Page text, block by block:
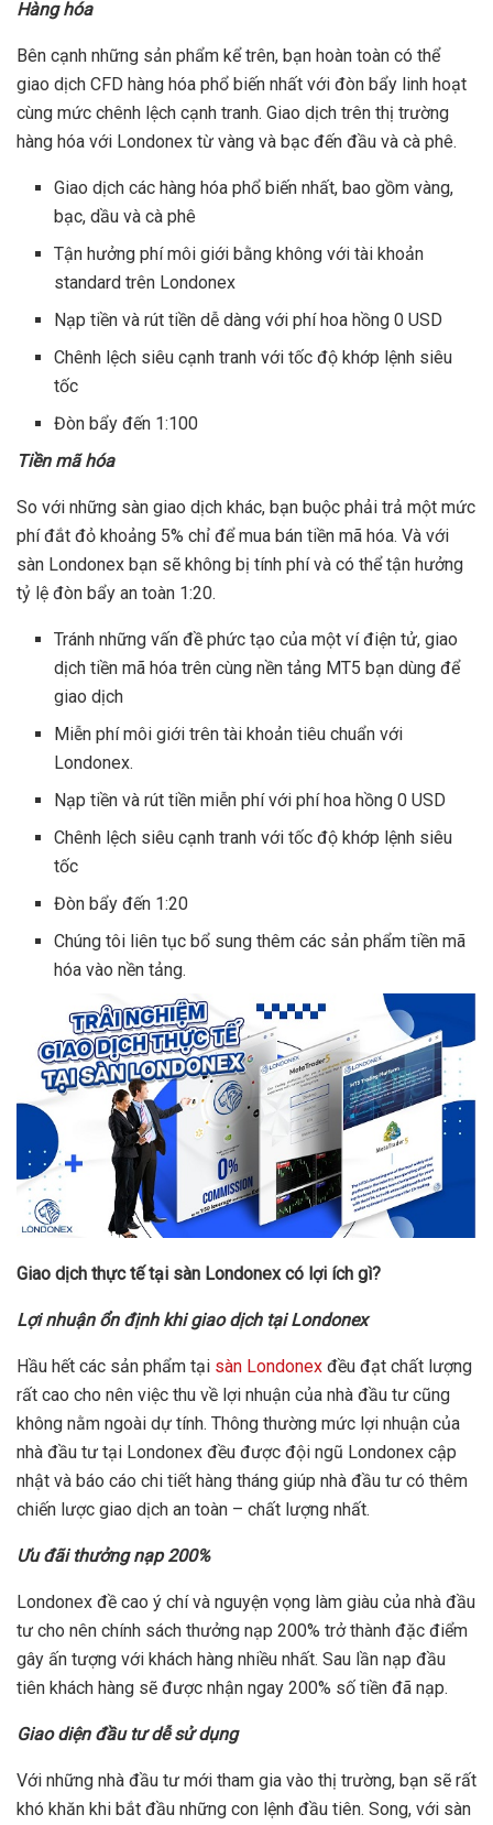
Hàng hóa
Bên cạnh những sản phẩm kể trên, bạn hoàn toàn có thể
giao dịch CFD hàng hóa phổ biến nhất với đòn bẩy linh hoạt
cùng mức chênh lệch cạnh tranh. Giao dịch trên thị trường
hàng hóa với Londonex từ vàng và bạc đến đầu và cà phê.
Giao dịch các hàng hóa phổ biến nhất, bao gồm vàng,
bạc, dầu và cà phê
Tận hưởng phí môi giới bằng không với tài khoản
standard trên Londonex
Nạp tiền và rút tiền dễ dàng với phí hoa hồng 0 USD
Chênh lệch siêu cạnh tranh với tốc độ khớp lệnh siêu
tốc
Đòn bẩy đến 1:100
Tiền mã hóa
So với những sàn giao dịch khác, bạn buộc phải trả một mức
phí đắt đỏ khoảng 5% chỉ để mua bán tiền mã hóa. Và với
sàn Londonex bạn sẽ không bị tính phí và có thể tận hưởng
tỷ lệ đòn bẩy an toàn 1:20.
Tránh những vấn đề phức tạo của một ví điện tử, giao
dịch tiền mã hóa trên cùng nền tảng MT5 bạn dùng để
giao dịch
Miễn phí môi giới trên tài khoản tiêu chuẩn với
Londonex.
Nạp tiền và rút tiền miễn phí với phí hoa hồng 0 USD
Chênh lệch siêu cạnh tranh với tốc độ khớp lệnh siêu
tốc
Đòn bẩy đến 1:20
Chúng tôi liên tục bổ sung thêm các sản phẩm tiền mã
hóa vào nền tảng.
Giao dịch thực tế tại sàn Londonex có lợi ích gì?
Lợi nhuận ổn định khi giao dịch tại Londonex
Hầu hết các sản phẩm tại sàn Londonex đều đạt chất lượng
rất cao cho nên việc thu về lợi nhuận của nhà đầu tư cũng
không nằm ngoài dự tính. Thông thường mức lợi nhuận của
nhà đầu tư tại Londonex đều được đội ngũ Londonex cập
nhật và báo cáo chi tiết hàng tháng giúp nhà đầu tư có thêm
chiến lược giao dịch an toàn – chất lượng nhất.
Ưu đãi thưởng nạp 200%
Londonex đề cao ý chí và nguyện vọng làm giàu của nhà đầu
tư cho nên chính sách thưởng nạp 200% trở thành đặc điểm
gây ấn tượng với khách hàng nhiều nhất. Sau lần nạp đầu
tiên khách hàng sẽ được nhận ngay 200% số tiền đã nạp.
Giao diện đầu tư dễ sử dụng
Với những nhà đầu tư mới tham gia vào thị trường, bạn sẽ rất
khó khăn khi bắt đầu những con lệnh đầu tiên. Song, với sàn